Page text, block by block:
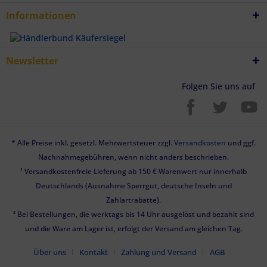
Informationen
Newsletter
Folgen Sie uns auf
* Alle Preise inkl. gesetzl. Mehrwertsteuer zzgl. Versandkosten und ggf.
Nachnahmegebühren, wenn nicht anders beschrieben.
¹ Versandkostenfreie Lieferung ab 150 € Warenwert nur innerhalb
Deutschlands (Ausnahme Sperrgut, deutsche Inseln und
Zahlartrabatte).
² Bei Bestellungen, die werktags bis 14 Uhr ausgelöst und bezahlt sind
und die Ware am Lager ist, erfolgt der Versand am gleichen Tag.
Über uns Kontakt Zahlung und Versand
AGB